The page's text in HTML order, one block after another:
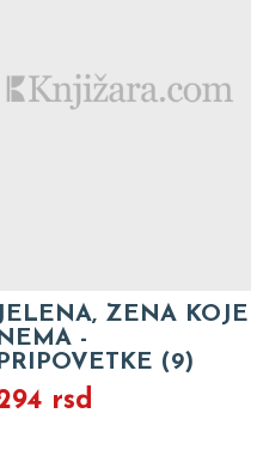
JELENA, ZENA KOJE
NEMA -
PRIPOVETKE (9)
rsd